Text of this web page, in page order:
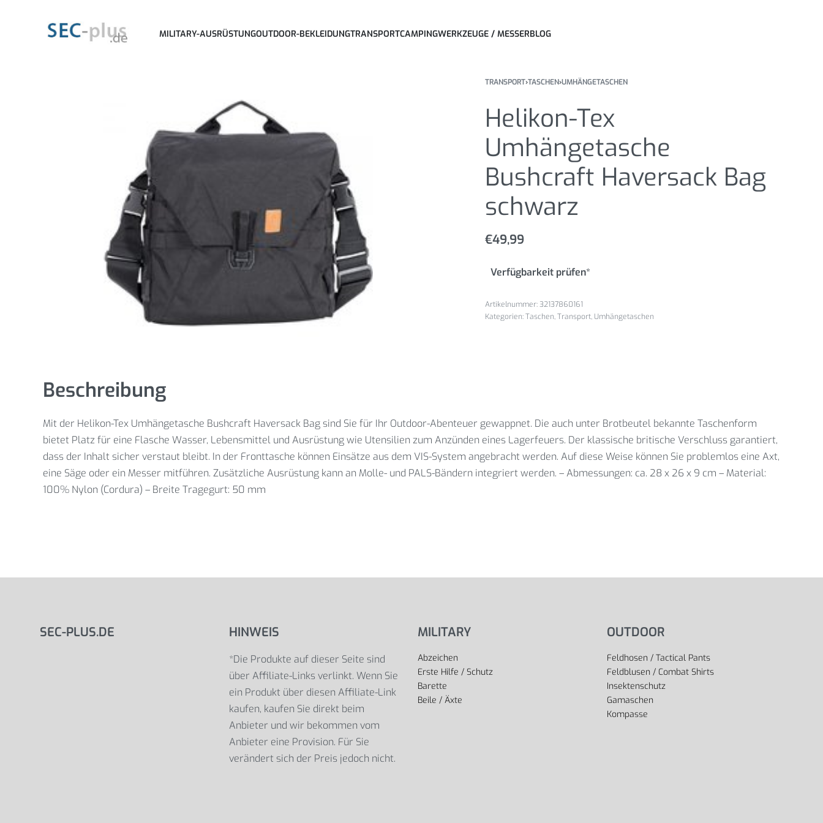
MILITARY-AUSRÜSTUNGOUTDOOR-BEKLEIDUNGTRANSPORTCAMPINGWERKZEUGE / MESSERBLOG
TRANSPORT›TASCHEN›UMHÄNGETASCHEN
Helikon-Tex
Umhängetasche
Bushcraft Haversack Bag
schwarz
€49,99
Verfügbarkeit prüfen*
32137860161
Kategorien:Taschen,Transport, Umhängetaschen
Beschreibung
Mit der Helikon-Tex Umhängetasche Bushcraft Haversack Bag sind Sie für Ihr Outdoor-Abenteuer gewappnet. Die auch unter Brotbeutel bekannte Taschenform
bietet Platz für eine Flasche Wasser, Lebensmittel und Ausrüstung wie Utensilien zum Anzünden eines Lagerfeuers. Der klassische britische Verschluss garantiert,
dass der Inhalt sicher verstaut bleibt. In der Fronttasche können Einsätze aus dem VIS-System angebracht werden. Auf diese Weise können Sie problemlos eine Axt,
eine Säge oder ein Messer mitführen. Zusätzliche Ausrüstung kann an Molle- und PALS-Bändern integriert werden. – Abmessungen: ca. 28 x 26 x 9 cm – Material:
100% Nylon (Cordura) – Breite Tragegurt: 50 mm
SEC-PLUS.DE HINWEIS
*Die Produkte auf dieser Seite sind
über Affiliate-Links verlinkt. Wenn Sie
ein Produkt über diesen Affiliate-Link
kaufen, kaufen Sie direkt beim
Anbieter und wir bekommen vom
Anbieter eine Provision. Für Sie
verändert sich der Preis jedoch nicht.
MILITARY
Abzeichen
Erste Hilfe / Schutz
Barette
Beile / Äxte
OUTDOOR
Feldhosen / Tactical Pants
Feldblusen / Combat Shirts
Insektenschutz
Gamaschen
Kompasse